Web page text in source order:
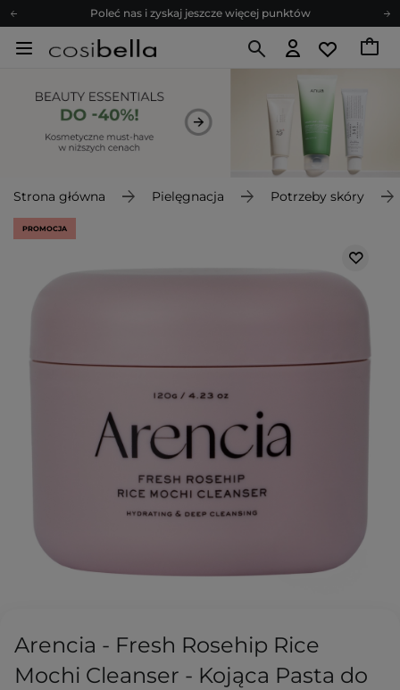
Poleć nas i zyskaj jeszcze więcej punktów
Zapisz się na newsletter pełen porad
Z nami to możliwe! Realizacja zamówienia do 24h.
Poleć nas i zyskaj jeszcze więcej punktów
Zapisz się na newsletter pełen porad
Strona główna Pielęgnacja Potrzeby skóry
PROMOCJA
Arencia - Fresh Rosehip Rice
Mochi Cleanser - Kojąca Pasta do